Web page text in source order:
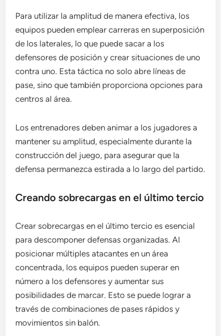
Para utilizar la amplitud de manera efectiva, los
equipos pueden emplear carreras en superposición
de los laterales, lo que puede sacar a los
defensores de posición y crear situaciones de uno
contra uno. Esta táctica no solo abre líneas de
pase, sino que también proporciona opciones para
centros al área.
Los entrenadores deben animar a los jugadores a
mantener su amplitud, especialmente durante la
construcción del juego, para asegurar que la
defensa permanezca estirada a lo largo del partido.
Creando sobrecargas en el último tercio
Crear sobrecargas en el último tercio es esencial
para descomponer defensas organizadas. Al
posicionar múltiples atacantes en un área
concentrada, los equipos pueden superar en
número a los defensores y aumentar sus
posibilidades de marcar. Esto se puede lograr a
través de combinaciones de pases rápidos y
movimientos sin balón.